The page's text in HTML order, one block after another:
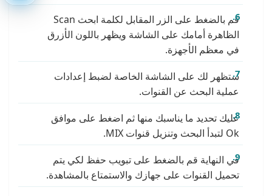
قم بالضغط على الزر المقابل لكلمة ابحث Scan
الظاهرة أمامك على الشاشة ويظهر باللون الأزرق
في معظم الأجهزة.
ستظهر لك على الشاشة الخاصة لضبط إعدادات
عملية البحث عن القنوات.
عليك تحديد ما يناسبك منها ثم اضغط على موافق
Ok لتبدأ البحث وتنزيل قنوات MIX.
في النهاية قم بالضغط على تبويب حفظ لكي يتم
تحميل القنوات على جهازك والاستمتاع بالمشاهدة.